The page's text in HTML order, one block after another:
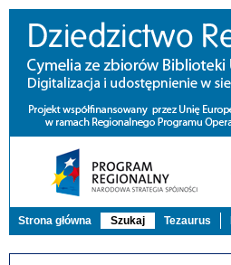
Strona główna Szukaj Tezaurus